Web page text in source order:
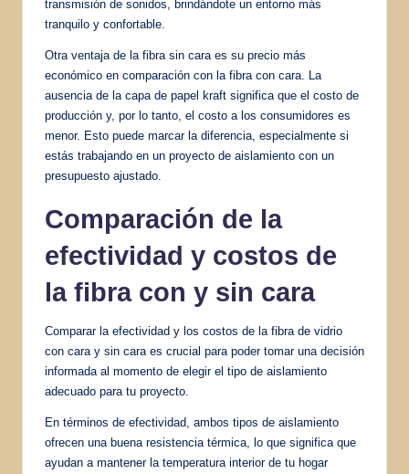
transmisión de sonidos, brindándote un entorno más
tranquilo y confortable.
Otra ventaja de la fibra sin cara es su precio más
económico en comparación con la fibra con cara. La
ausencia de la capa de papel kraft significa que el costo de
producción y, por lo tanto, el costo a los consumidores es
menor. Esto puede marcar la diferencia, especialmente si
estás trabajando en un proyecto de aislamiento con un
presupuesto ajustado.
Comparación de la
efectividad y costos de
la fibra con y sin cara
Comparar la efectividad y los costos de la fibra de vidrio
con cara y sin cara es crucial para poder tomar una decisión
informada al momento de elegir el tipo de aislamiento
adecuado para tu proyecto.
En términos de efectividad, ambos tipos de aislamiento
ofrecen una buena resistencia térmica, lo que significa que
ayudan a mantener la temperatura interior de tu hogar